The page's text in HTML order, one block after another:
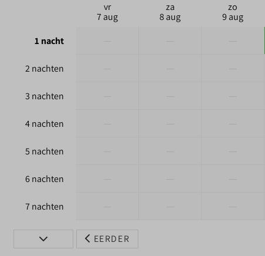
vr
7 aug
za
8 aug
zo
9 aug
1 nacht
2 nachten
3 nachten
4 nachten
5 nachten
6 nachten
7 nachten
EERDER